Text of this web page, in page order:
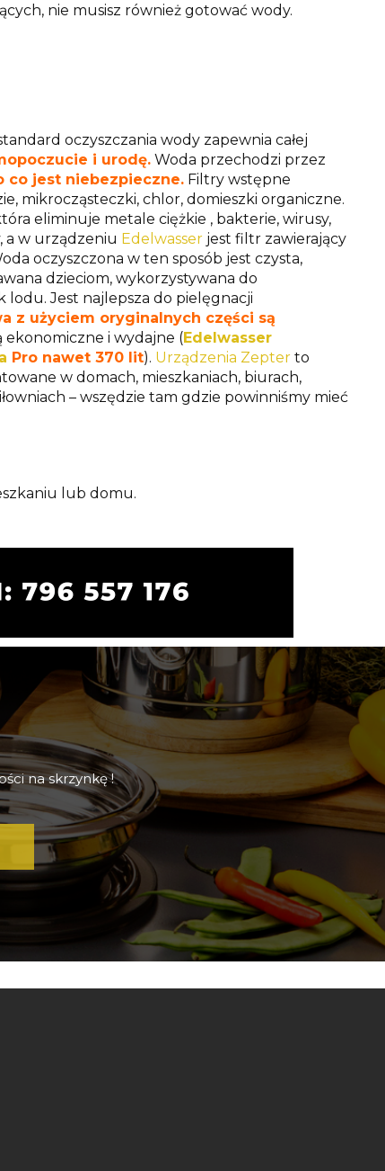
nie musisz również gotować wody.
oczyszczania wody zapewnia całej
i urodę. Woda przechodzi przez
co jest niebezpieczne. Filtry wstępne
mikrocząsteczki, chlor, domieszki organiczne.
eliminuje metale ciężkie , bakterie, wirusy,
a w urządzeniu Edelwasser jest filtr zawierający
oczyszczona w ten sposób jest czysta,
dzieciom, wykorzystywana do
lodu. Jest najlepsza do pielęgnacji
z użyciem oryginalnych części są
ekonomiczne i wydajne (Edelwasser
Pro nawet 370 lit). Urządzenia Zepter to
w domach, mieszkaniach, biurach,
– wszędzie tam gdzie powinniśmy mieć
lub domu.
na skrzynkę !